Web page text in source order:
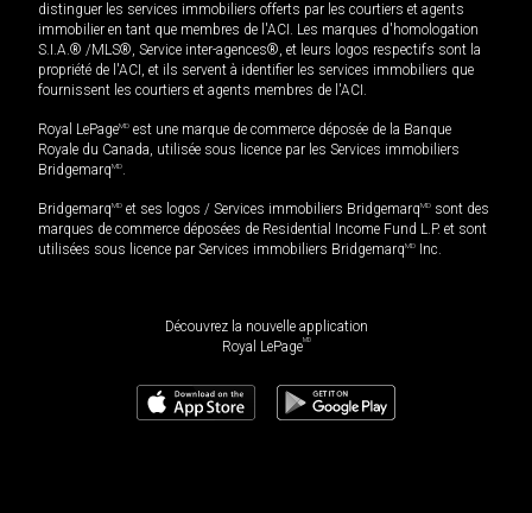
distinguer les services immobiliers offerts par les courtiers et agents
immobilier en tant que membres de l'ACI. Les marques d'homologation
S.I.A.® /MLS®, Service inter-agences®, et leurs logos respectifs sont la
propriété de l'ACI, et ils servent à identifier les services immobiliers que
fournissent les courtiers et agents membres de l'ACI.
Royal LePageMD est une marque de commerce déposée de la Banque
Royale du Canada, utilisée sous licence par les Services immobiliers
BridgemarqMD.
BridgemarqMD et ses logos / Services immobiliers BridgemarqMD sont des
marques de commerce déposées de Residential Income Fund L.P. et sont
utilisées sous licence par Services immobiliers BridgemarqMD Inc.
Découvrez la nouvelle application
Royal LePageMD